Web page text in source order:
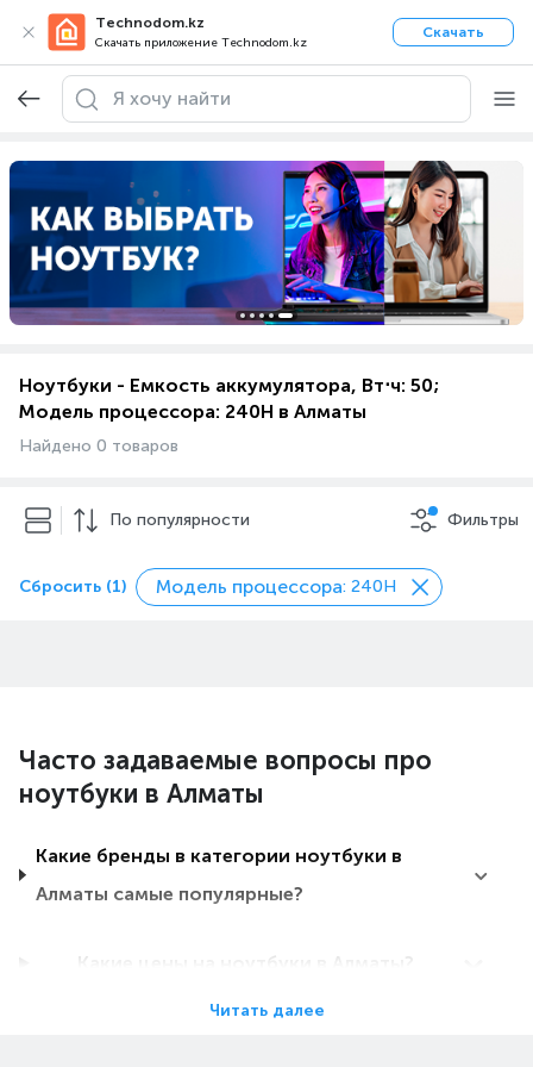
Technodom.kz
Скачать приложение Technodom.kz
Скачать
Ноутбуки - Емкость аккумулятора, Вт⋅ч: 50;
Модель процессора: 240H в Алматы
Найдено 0 товаров
По популярности Фильтры
Сбросить (1) Модель процессора: 240H
Часто задаваемые вопросы про
ноутбуки в Алматы
Какие бренды в категории ноутбуки в
Алматы самые популярные?
Какие цены на ноутбуки в Алматы?
Читать далее